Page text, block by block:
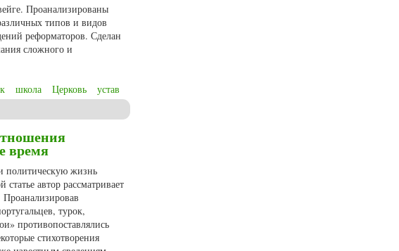
Проанализированы
типов и видов
реформаторов. Сделан
сложного и
школа Церковь устав
время
политическую жизнь
автор рассматривает
турок,
противопоставлялись
стихотворения